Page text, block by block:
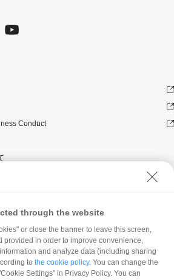
Conduct
る当社の考え方
through the website
or close the banner to leave this screen,
provided in order to improve convenience,
and analyze data (including sharing
to the cookie policy. You can change the
Settings" in Privacy Policy. You can